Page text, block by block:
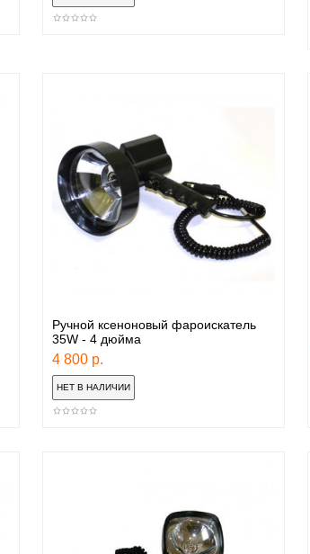
Ручной ксеноновый фароискатель
35W - 4 дюйма
4 800 р.